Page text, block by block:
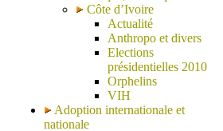
Côte d’Ivoire
Actualité
Anthropo et divers
Elections
présidentielles 2010
Orphelins
VIH
Adoption internationale et
nationale